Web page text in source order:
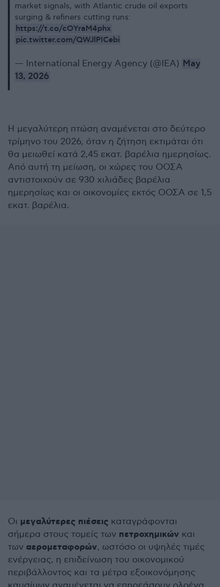
market signals, with Atlantic crude oil exports
surging & refiners cutting runs:
https://t.co/cOYraM4phx
pic.twitter.com/QWJlPICebi
— International Energy Agency (@IEA) May
13, 2026
Η μεγαλύτερη πτώση αναμένεται στο δεύτερο
τρίμηνο του 2026, όταν η ζήτηση εκτιμάται ότι
θα μειωθεί κατά 2,45 εκατ. βαρέλια ημερησίως.
Από αυτή τη μείωση, οι χώρες του ΟΟΣΑ
αντιστοιχούν σε 930 χιλιάδες βαρέλια
ημερησίως και οι οικονομίες εκτός ΟΟΣΑ σε 1,5
εκατ. βαρέλια.
Οι μεγαλύτερες πιέσεις καταγράφονται
σήμερα στους τομείς των πετροχημικών και
των αερομεταφορών, ωστόσο οι υψηλές τιμές
ενέργειας, η επιδείνωση του οικονομικού
περιβάλλοντος και τα μέτρα εξοικονόμησης